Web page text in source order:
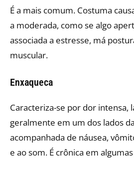
É a mais comum. Costuma
a moderada, como se algo
associada a estresse, má
muscular.
Enxaqueca
Caracteriza-se por dor intensa,
geralmente em um dos lados
acompanhada de náusea,
e ao som. É crônica em